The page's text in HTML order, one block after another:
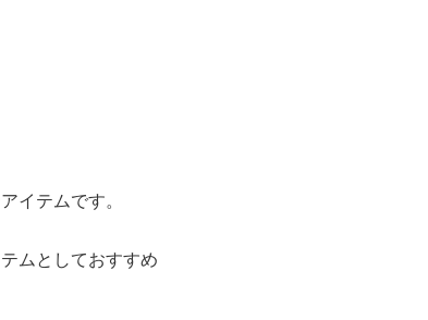
イテムです。
ムとしておすすめ